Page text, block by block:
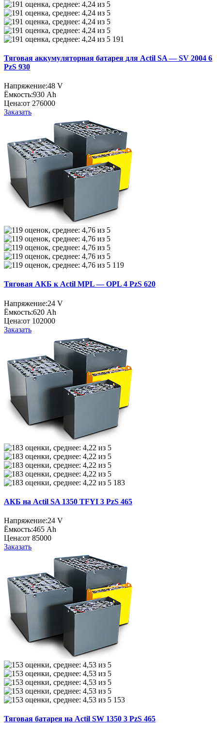
191
Тяговая аккумуляторная батарея для Actil SA — SV 2004 6
PzS 930
Напряжение:48 V
Ёмкость:930 Ah
Цена:от 276000
Заказать
119
Тяговая АКБ к Actil MPL — OPL 4 PzS 620
Напряжение:24 V
Ёмкость:620 Ah
Цена:от 102000
Заказать
183
АКБ на Actil SA 1350 TFYI 3 PzS 465
Напряжение:24 V
Ёмкость:465 Ah
Цена:от 85000
Заказать
153
Тяговая батарея на Actil SW 1350 3 PzS 465